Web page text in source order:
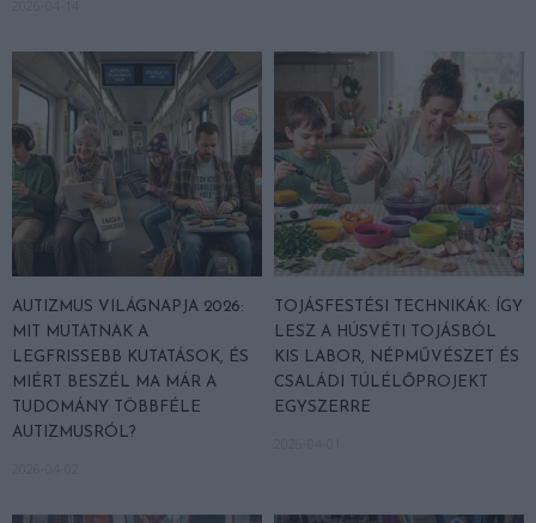
AUTIZMUS VILÁGNAPJA 2026:
MIT MUTATNAK A
LEGFRISSEBB KUTATÁSOK, ÉS
MIÉRT BESZÉL MA MÁR A
TUDOMÁNY TÖBBFÉLE
AUTIZMUSRÓL?
TOJÁSFESTÉSI TECHNIKÁK: ÍGY
LESZ A HÚSVÉTI TOJÁSBÓL
KIS LABOR, NÉPMŰVÉSZET ÉS
CSALÁDI TÚLÉLŐPROJEKT
EGYSZERRE